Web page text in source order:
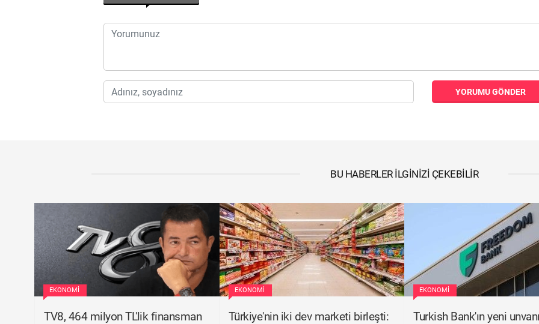
YORUMU GÖNDER
BU HABERLER İLGINIZI ÇEKEBILIR
EKONOMI
TV8, 464 milyon TL'lik finansman
EKONOMI
Türkiye'nin iki dev marketi birleşti:
EKONOMI
Turkish Bank'ın yeni